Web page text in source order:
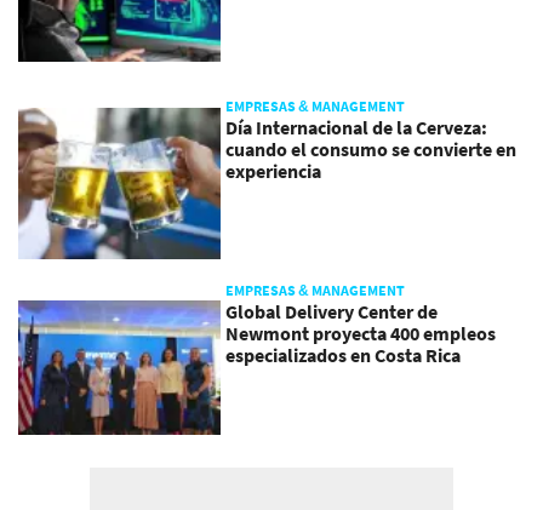
EMPRESAS & MANAGEMENT
Día Internacional de la Cerveza:
cuando el consumo se convierte en
experiencia
EMPRESAS & MANAGEMENT
Global Delivery Center de
Newmont proyecta 400 empleos
especializados en Costa Rica